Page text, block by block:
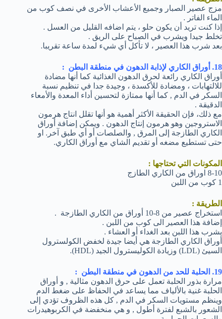
مزج عصير الصبار وجميع الأعشاب الأخرى في نصف كوب من
الماء الفاتر .
إذا كنت تريد أن يكون حلو ، يتم اضافه القليل من العسل .
تخلط جيدا ويشرب في الصباح على الريق .
بعد شرب هذا العصير ، لا تأكل أي شيء لمدة ساعة تقريبا.
18. أوراق الكاري لإذابة الدهون في منطقة البطن :
أوراق الكاري رائعة لحرق الدهون الغذائية كما أنها مضادة
للالتهابات ، ومضادة للأكسدة ، وجيدة جدا في تنظيم نسبة
السكر في الدم , كما أنها ممتازة لتحسين أداء المعدة والأمعاء
الدقيقة .
مع ذلك، فإن الحقيقة الأكثر أهمية هو أنها تقلل انتاج هرمون
الاستروجين وهو هرمون إنتاج الدهون . ويمكن إضافة أوراق
الكاري الطازجة إلى المرق , والصلصات أو أي طبق آخر. او
حتى تستطيع مضغه أو تقديم الشاي مع أوراق الكاري.
المكونات التي تحتاجها :
8-10 اوراق من الكاري الطازج
1 كوب من اللبن
الطريقة :
استخراج عصير من 8-10 أوراق من الكاري الطازجة .
إضافة هذا العصير الى كوب من اللبن .
يشرب هذا اللبن بعد الغداء أو العشاء .
أوراق الكاري الطازجة هي أيضا جيدة لخفض الكولسترول
السيئ (LDL) وزيادة الكوليسترول الجيد (HDL).
19. الحلبة للحد من الدهون في منطقة البطن :
مرارة بذور الحلبة تعمل على حرق الدهون مثالية , و أوراق
الحلبة غنية بالألياف مما يساعد في الحفاظ على ضغط الدم
وينظم مستويات السكر في الدم , كل هذه الظروف تؤدي إلى
الشعور بالشبع لفترة أطول , و هي منخفضة في الكربوهيدرات